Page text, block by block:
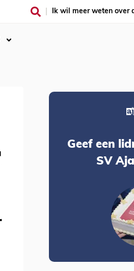
Ik wil meer weten over
Geef een
SV